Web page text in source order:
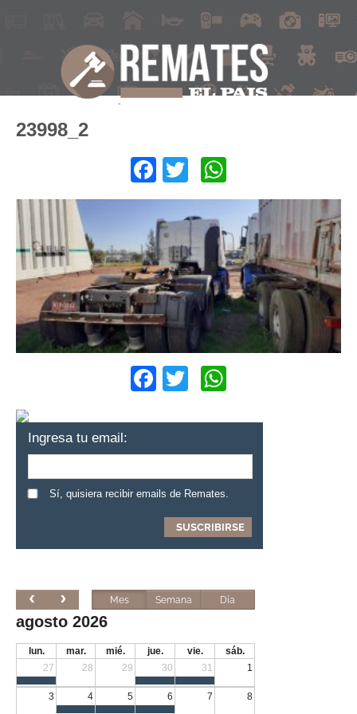
23998_2
Facebook
Twitter
Facebook
Twitter
Ingresa tu email:
Sí, quisiera recibir emails de Remates.
Mes Semana Día
agosto 2026
lun. mar. mié. jue. vie.
sáb.
27
28 29 30 31 1
3 4 5 6 7 8